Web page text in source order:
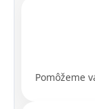
Pomôžeme